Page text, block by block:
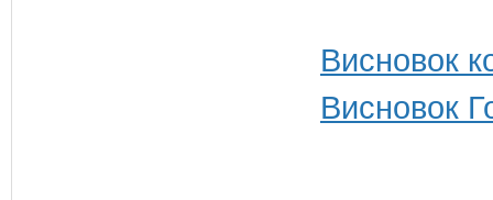
Висновок
Висновок